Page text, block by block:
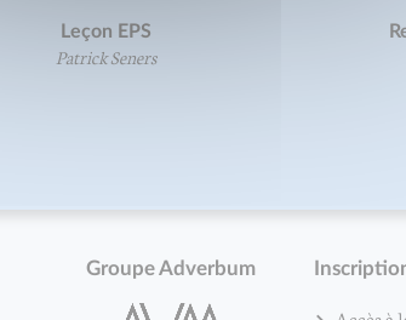
Leçon EPS
Patrick Seners
Groupe Adverbum